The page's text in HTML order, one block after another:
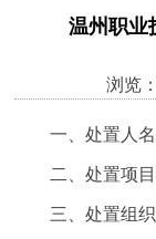
温州职业
浏览
一 、处置 人
二 、处置项
三 、处置组